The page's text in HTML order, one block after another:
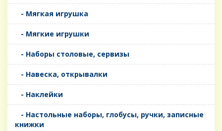
- Мягкая игрушка
- Мягкие игрушки
- Наборы столовые, сервизы
- Навеска, открывалки
- Наклейки
- Настольные наборы, глобусы, ручки, записные
книжки